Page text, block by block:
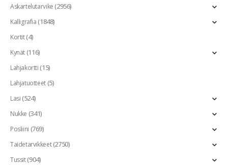
Askartelutarvike(2956)
Kalligrafia(1848)
Kortit(4)
Kynät(116)
Lahjakortti(15)
Lahjatuotteet(5)
Lasi(524)
Nukke (341)
Posliini (769)
Taidetarvikkeet(2750)
Tussit(904)